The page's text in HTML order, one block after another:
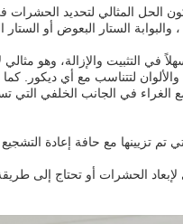
الحل المثالي لتحديد
الستار البعوض أو
في التثبيت والإزالة، وهو
لتتناسب مع أي ديكور.
الغراء في الجانب الخلفي التي
تم تزيينها مع حافة إعادة
الحشرات أو تحتاج إلى طريقة